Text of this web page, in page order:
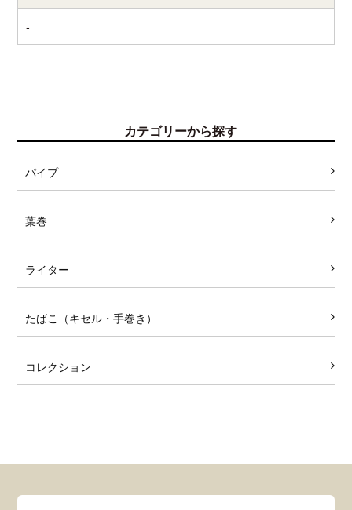
-
カテゴリーから探す
パイプ
葉巻
ライター
たばこ（キセル・手巻き）
コレクション